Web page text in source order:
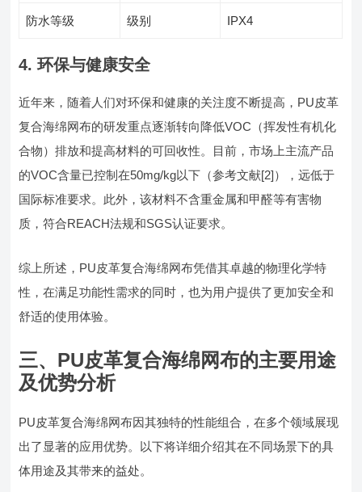
防水等级 级别 IPX4
4. 环保与健康安全
近年来，随着人们对环保和健康的关注度不断提高，PU皮革
复合海绵网布的研发重点逐渐转向降低VOC（挥发性有机化
合物）排放和提高材料的可回收性。目前，市场上主流产品
的VOC含量已控制在50mg/kg以下（参考文献[2]），远低于
国际标准要求。此外，该材料不含重金属和甲醛等有害物
质，符合REACH法规和SGS认证要求。
综上所述，PU皮革复合海绵网布凭借其卓越的物理化学特
性，在满足功能性需求的同时，也为用户提供了更加安全和
舒适的使用体验。
三、PU皮革复合海绵网布的主要用途
及优势分析
PU皮革复合海绵网布因其独特的性能组合，在多个领域展现
出了显著的应用优势。以下将详细介绍其在不同场景下的具
体用途及其带来的益处。